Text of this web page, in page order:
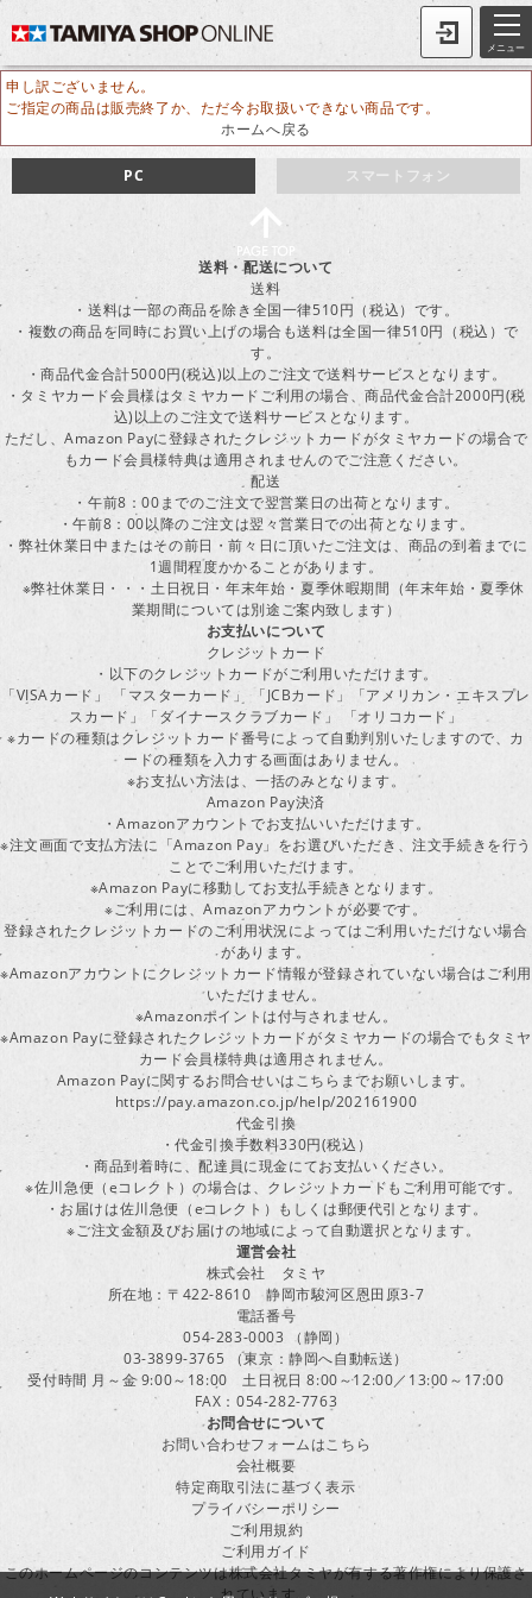
メニュー
申し訳ございません。
ご指定の商品は販売終了か、ただ今お取扱いできない商品です。
ホームへ戻る
スマートフォン
PC
送料・配送について
送料
・送料は一部の商品を除き全国一律510円（税込）です。
・複数の商品を同時にお買い上げの場合も送料は全国一律510円（税込）で
す。
・商品代金合計5000円(税込)以上のご注文で送料サービスとなります。
・タミヤカード会員様はタミヤカードご利用の場合、商品代金合計2000円(税
込)以上のご注文で送料サービスとなります。
ただし、Amazon Payに登録されたクレジットカードがタミヤカードの場合で
もカード会員様特典は適用されませんのでご注意ください。
配送
・午前8：00までのご注文で翌営業日の出荷となります。
・午前8：00以降のご注文は翌々営業日での出荷となります。
・弊社休業日中またはその前日・前々日に頂いたご注文は、商品の到着までに
1週間程度かかることがあります。
※弊社休業日・・・土日祝日・年末年始・夏季休暇期間（年末年始・夏季休
業期間については別途ご案内致します）
お支払いについて
クレジットカード
・以下のクレジットカードがご利用いただけます。
「VISAカード」 「マスターカード」 「JCBカード」「アメリカン・エキスプレ
スカード」「ダイナースクラブカード」 「オリコカード」
※カードの種類はクレジットカード番号によって自動判別いたしますので、カ
ードの種類を入力する画面はありません。
※お支払い方法は、一括のみとなります。
Amazon Pay決済
・Amazonアカウントでお支払いいただけます。
※注文画面で支払方法に「Amazon Pay」をお選びいただき、注文手続きを行う
ことでご利用いただけます。
※Amazon Payに移動してお支払手続きとなります。
※ご利用には、Amazonアカウントが必要です。
登録されたクレジットカードのご利用状況によってはご利用いただけない場合
があります。
※Amazonアカウントにクレジットカード情報が登録されていない場合はご利用
いただけません。
※Amazonポイントは付与されません。
※Amazon Payに登録されたクレジットカードがタミヤカードの場合でもタミヤ
カード会員様特典は適用されません。
Amazon Payに関するお問合せいはこちらまでお願いします。
https://pay.amazon.co.jp/help/202161900
代金引換
・代金引換手数料330円(税込）
・商品到着時に、配達員に現金にてお支払いください。
※佐川急便（eコレクト）の場合は、クレジットカードもご利用可能です。
・お届けは佐川急便（eコレクト）もしくは郵便代引となります。
※ご注文金額及びお届けの地域によって自動選択となります。
運営会社
株式会社 タミヤ
所在地：〒422-8610 静岡市駿河区恩田原3-7
電話番号
054-283-0003 （静岡）
03-3899-3765 （東京：静岡へ自動転送）
受付時間 月～金 9:00～18:00 土日祝日 8:00～12:00／13:00～17:00
FAX：054-282-7763
お問合せについて
お問い合わせフォームはこちら
会社概要
特定商取引法に基づく表示
プライバシーポリシー
ご利用規約
ご利用ガイド
このホームページのコンテンツは株式会社タミヤが有する著作権により保護さ
れています。